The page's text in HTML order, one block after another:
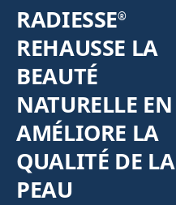
RADIESSE®
REHAUSSE LA
BEAUTÉ
NATURELLE EN
AMÉLIORE LA
QUALITÉ DE LA
PEAU